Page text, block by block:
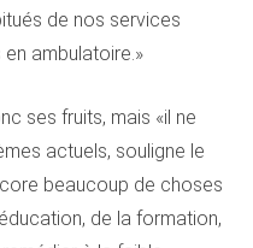
de nos services
ambulatoire.»
ses fruits, mais «il ne
actuels, souligne le
beaucoup de choses
de la formation,